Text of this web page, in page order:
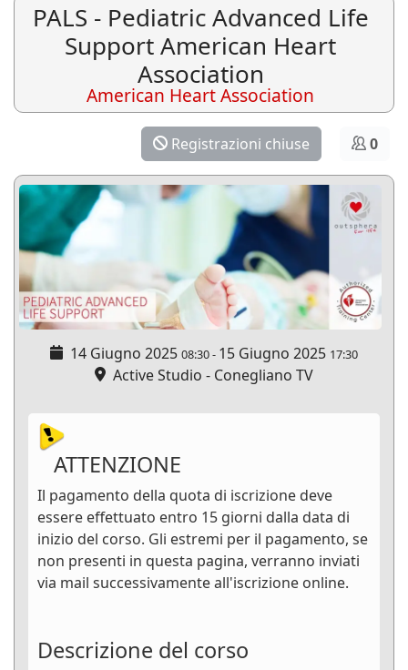
PALS - Pediatric Advanced Life
Support American Heart
Association
American Heart Association
Registrazioni chiuse 0
14 Giugno 2025 08:30- 15 Giugno 2025 17:30
Active Studio - Conegliano TV
ATTENZIONE
Il pagamento della quota di iscrizione deve
essere effettuato entro 15 giorni dalla data di
inizio del corso. Gli estremi per il pagamento, se
non presenti in questa pagina, verranno inviati
via mail successivamente all'iscrizione online.
Descrizione del corso